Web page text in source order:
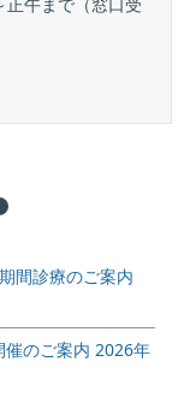
間診療のご案内
のご案内 2026年